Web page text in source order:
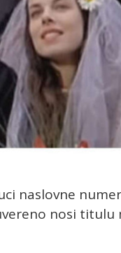
naslovne
nosi titulu